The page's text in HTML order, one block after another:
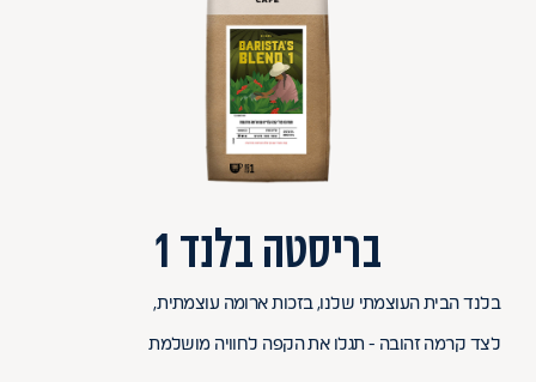
Up and Down arrow keys to navigate search results.
בריסטה בלנד 1
בלנד הבית העוצמתי שלנו, בזכות ארומה עוצמתית,
לצד קרמה זהובה - תגלו את הקפה לחוויה מושלמת